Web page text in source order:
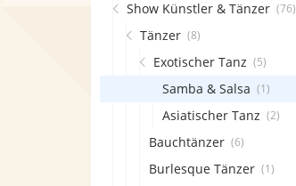
Show Künstler & Tänzer (76)
Tänzer (8)
Exotischer Tanz (5)
Samba & Salsa (1)
Asiatischer Tanz (2)
Bauchtänzer (6)
Burlesque Tänzer (1)